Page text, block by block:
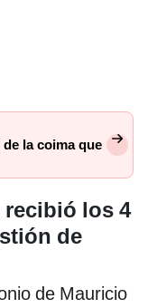
la coima que
recibió los 4
de
de Mauricio